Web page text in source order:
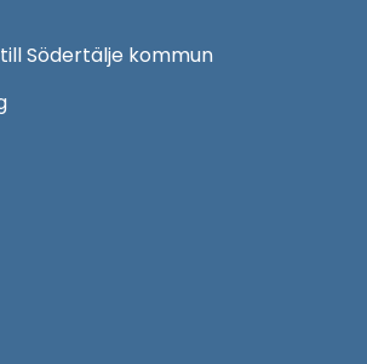
Södertälje kommun
Öppna